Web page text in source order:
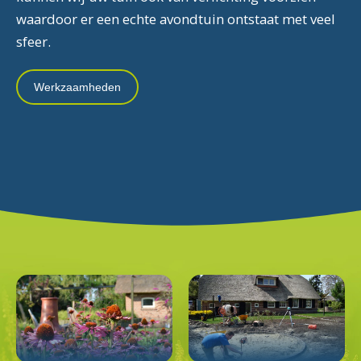
waardoor er een echte avondtuin ontstaat met veel
sfeer.
Werkzaamheden